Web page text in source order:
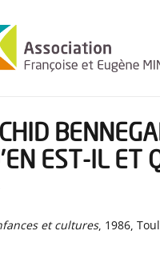
EST-IL ET
et cultures, 1986,